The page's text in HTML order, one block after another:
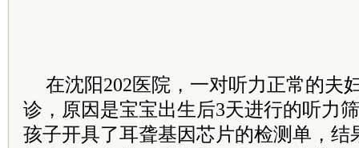
在沈阳202医院，一对听力正常的夫
诊，原因是宝宝出生后3天进行的听力
孩子开具了耳聋基因芯片的检测单，结